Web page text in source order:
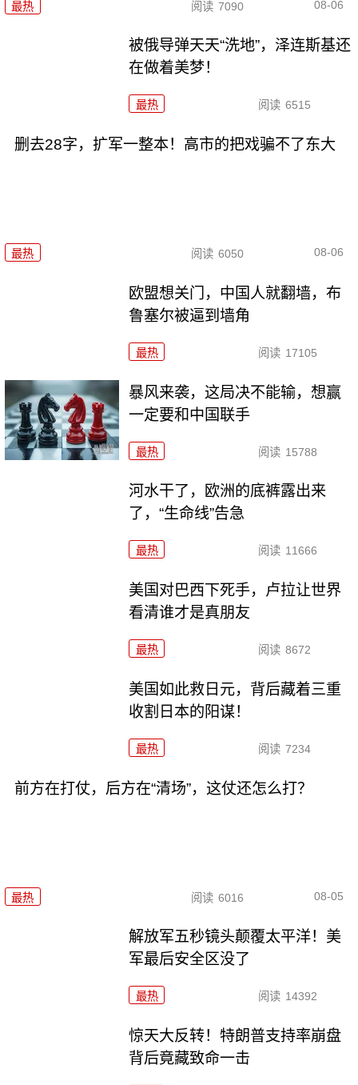
最热 阅读 7090 08-06
被俄导弹天天“洗地”，泽连斯基还
在做着美梦！
最热 阅读 6515
删去28字，扩军一整本！高市的把戏骗不了东大
最热 阅读 6050 08-06
欧盟想关门，中国人就翻墙，布
鲁塞尔被逼到墙角
最热 阅读 17105
暴风来袭，这局决不能输，想赢
一定要和中国联手
最热 阅读 15788
河水干了，欧洲的底裤露出来
了，“生命线”告急
最热 阅读 11666
美国对巴西下死手，卢拉让世界
看清谁才是真朋友
最热 阅读 8672
美国如此救日元，背后藏着三重
收割日本的阳谋！
最热 阅读 7234
前方在打仗，后方在“清场”，这仗还怎么打？
最热 阅读 6016 08-05
解放军五秒镜头颠覆太平洋！美
军最后安全区没了
最热 阅读 14392
惊天大反转！特朗普支持率崩盘
背后竟藏致命一击